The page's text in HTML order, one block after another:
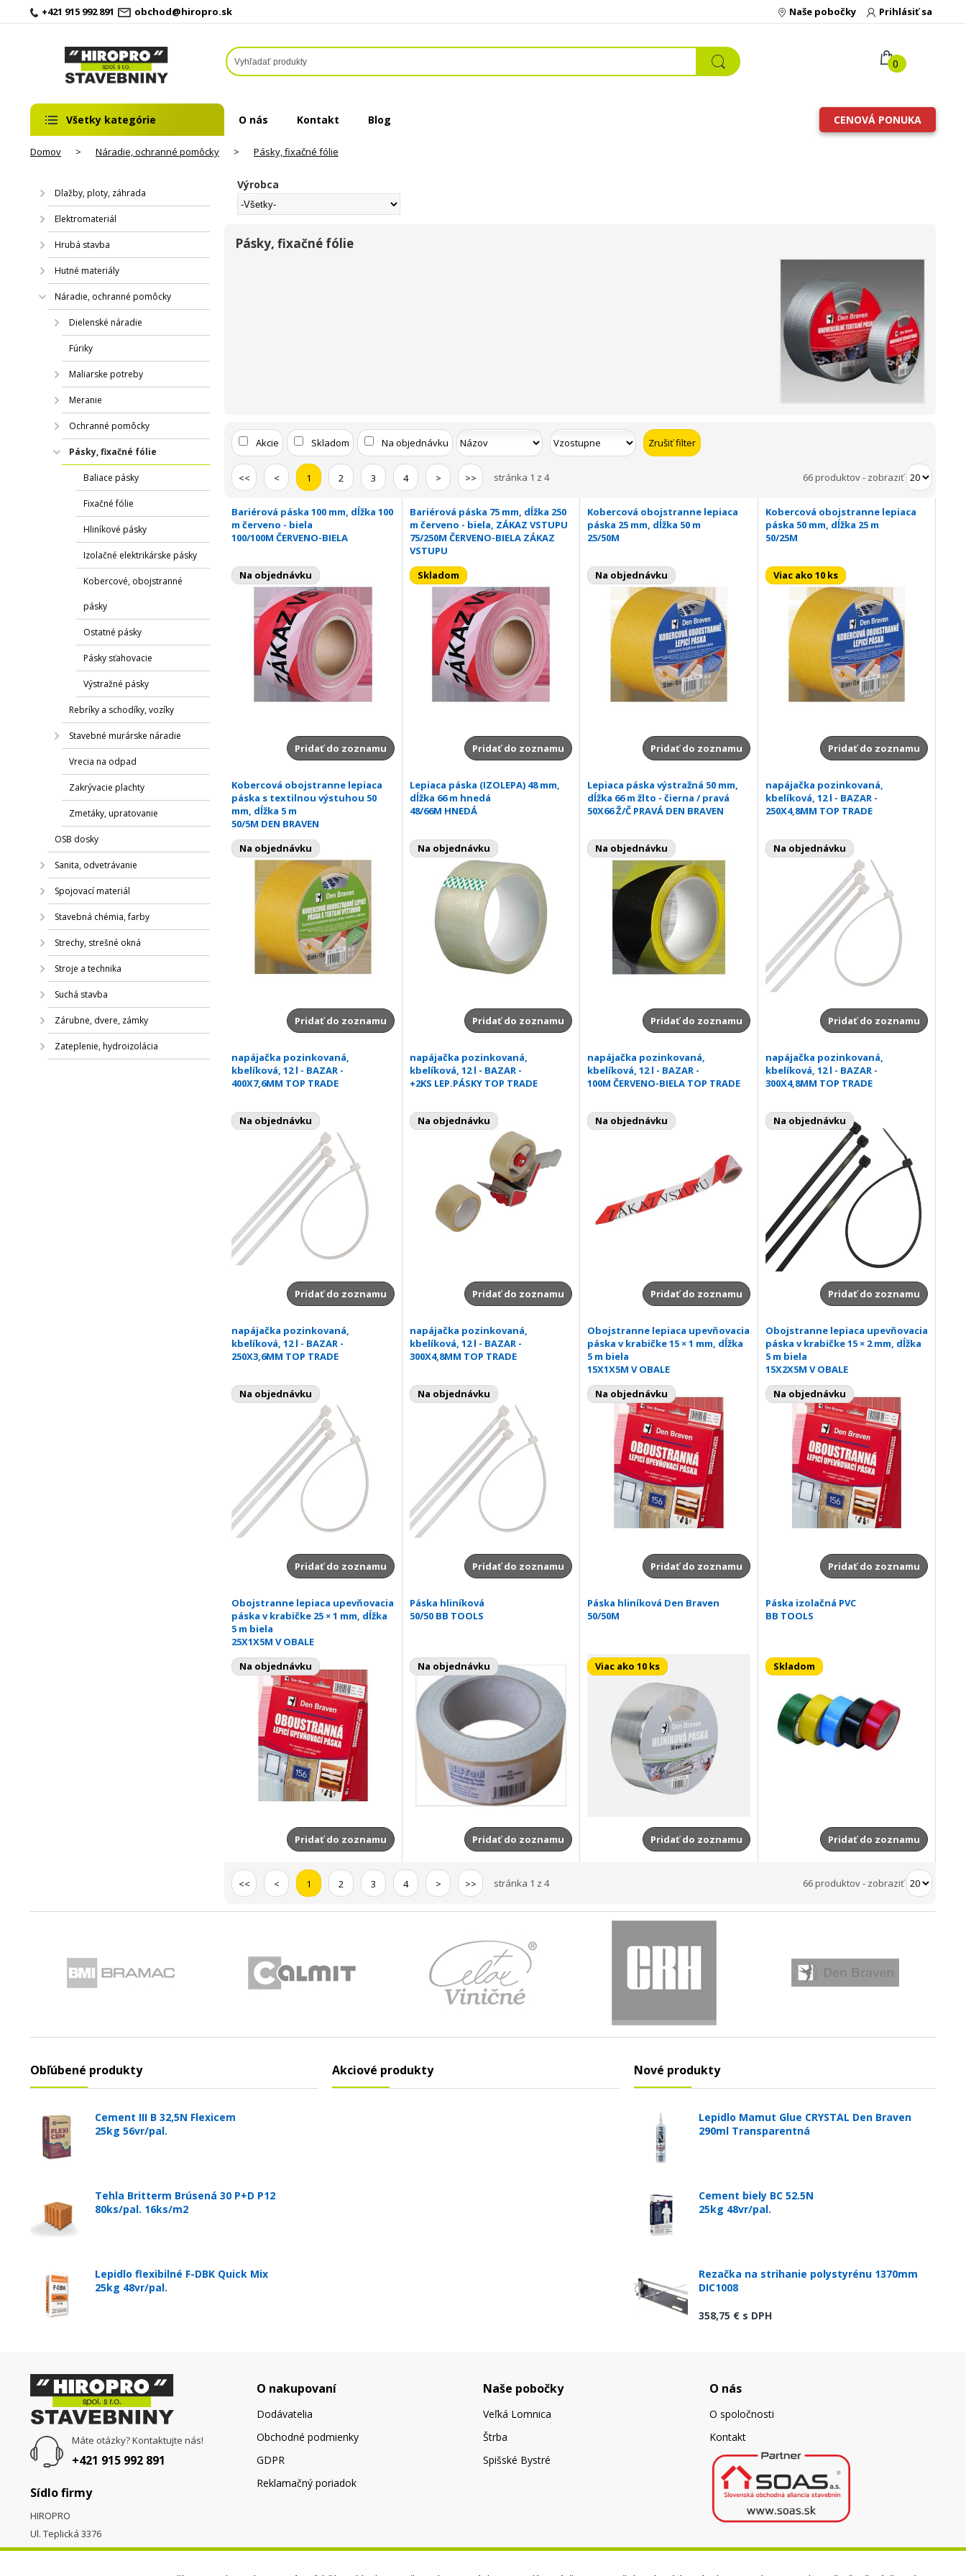
+421 915 992 891 obchod@hiropro.sk Prihlásiť sa
Naše pobočky
0
Všetky kategórie O nás Kontakt Blog CENOVÁ PONUKA
Domov > Náradie, ochranné pomôcky > Pásky, fixačné fólie
Dlažby, ploty, záhrada
Elektromateriál
Hrubá stavba
Hutné materiály
Náradie, ochranné pomôcky
Dielenské náradie
Fúriky
Maliarske potreby
Meranie
Ochranné pomôcky
Pásky, fixačné fólie
Baliace pásky
Fixačné fólie
Hliníkové pásky
Izolačné elektrikárske pásky
Kobercové, obojstranné
pásky
Ostatné pásky
Pásky sťahovacie
Výstražné pásky
Rebríky a schodíky, vozíky
Stavebné murárske náradie
Vrecia na odpad
Zakrývacie plachty
Zmetáky, upratovanie
OSB dosky
Sanita, odvetrávanie
Spojovací materiál
Stavebná chémia, farby
Strechy, strešné okná
Stroje a technika
Suchá stavba
Zárubne, dvere, zámky
Zateplenie, hydroizolácia
Výrobca
Pásky, fixačné fólie
Akcie Skladom Na objednávku
<< < 1 2 3 4 > >> stránka 1 z 4 66 produktov- zobraziť
Bariérová páska 100 mm, dĺžka 100
m červeno - biela
100/100M ČERVENO-BIELA
Na objednávku
Pridať do zoznamu
Bariérová páska 75 mm, dĺžka 250
m červeno - biela, ZÁKAZ VSTUPU
75/250M ČERVENO-BIELA ZÁKAZ
VSTUPU
Skladom
Pridať do zoznamu
Kobercová obojstranne lepiaca
páska 25 mm, dĺžka 50 m
25/50M
Na objednávku
Pridať do zoznamu
Kobercová obojstranne lepiaca
páska 50 mm, dĺžka 25 m
50/25M
Viac ako 10 ks
Pridať do zoznamu
Kobercová obojstranne lepiaca
páska s textilnou výstuhou 50
mm, dĺžka 5 m
50/5M DEN BRAVEN
Na objednávku
Pridať do zoznamu
Lepiaca páska (IZOLEPA) 48 mm,
dĺžka 66 m hnedá
48/66M HNEDÁ
Na objednávku
Pridať do zoznamu
Lepiaca páska výstražná 50 mm,
dĺžka 66 m žlto - čierna / pravá
50X66 Ž/Č PRAVÁ DEN BRAVEN
Na objednávku
Pridať do zoznamu
napájačka pozinkovaná,
kbelíková, 12 l - BAZAR -
250X4,8MM TOP TRADE
Na objednávku
Pridať do zoznamu
napájačka pozinkovaná,
kbelíková, 12 l - BAZAR -
400X7,6MM TOP TRADE
Na objednávku
Pridať do zoznamu
napájačka pozinkovaná,
kbelíková, 12 l - BAZAR -
+2KS LEP.PÁSKY TOP TRADE
Na objednávku
Pridať do zoznamu
napájačka pozinkovaná,
kbelíková, 12 l - BAZAR -
100M ČERVENO-BIELA TOP TRADE
Na objednávku
Pridať do zoznamu
napájačka pozinkovaná,
kbelíková, 12 l - BAZAR -
300X4,8MM TOP TRADE
Na objednávku
Pridať do zoznamu
napájačka pozinkovaná,
kbelíková, 12 l - BAZAR -
250X3,6MM TOP TRADE
Na objednávku
Pridať do zoznamu
napájačka pozinkovaná,
kbelíková, 12 l - BAZAR -
300X4,8MM TOP TRADE
Na objednávku
Pridať do zoznamu
Obojstranne lepiaca upevňovacia
páska v krabičke 15 × 1 mm, dĺžka
5 m biela
15X1X5M V OBALE
Na objednávku
Pridať do zoznamu
Obojstranne lepiaca upevňovacia
páska v krabičke 15 × 2 mm, dĺžka
5 m biela
15X2X5M V OBALE
Na objednávku
Pridať do zoznamu
Obojstranne lepiaca upevňovacia
páska v krabičke 25 × 1 mm, dĺžka
5 m biela
25X1X5M V OBALE
Na objednávku
Pridať do zoznamu
Páska hliníková
50/50 BB TOOLS
Na objednávku
Pridať do zoznamu
Páska hliníková Den Braven
50/50M
Viac ako 10 ks
Pridať do zoznamu
Páska izolačná PVC
BB TOOLS
Skladom
Pridať do zoznamu
<< < 1 2 3 4 > >> stránka 1 z 4 66 produktov- zobraziť
Obľúbené produkty
Cement III B 32,5N Flexicem
25kg 56vr/pal.
Tehla Britterm Brúsená 30 P+D P12
80ks/pal. 16ks/m2
Lepidlo flexibilné F-DBK Quick Mix
25kg 48vr/pal.
Akciové produkty Nové produkty
Lepidlo Mamut Glue CRYSTAL Den Braven
290ml Transparentná
Cement biely BC 52.5N
25kg 48vr/pal.
Rezačka na strihanie polystyrénu 1370mm
DIC1008
358,75 € s DPH
Máte otázky? Kontaktujte nás!
+421 915 992 891
Sídlo firmy
HIROPRO
Ul. Teplická 3376
058 01Poprad
O nakupovaní
Dodávatelia
Obchodné podmienky
GDPR
Reklamačný poriadok
Naše pobočky
Veľká Lomnica
Štrba
Spišské Bystré
O nás
O spoločnosti
Kontakt